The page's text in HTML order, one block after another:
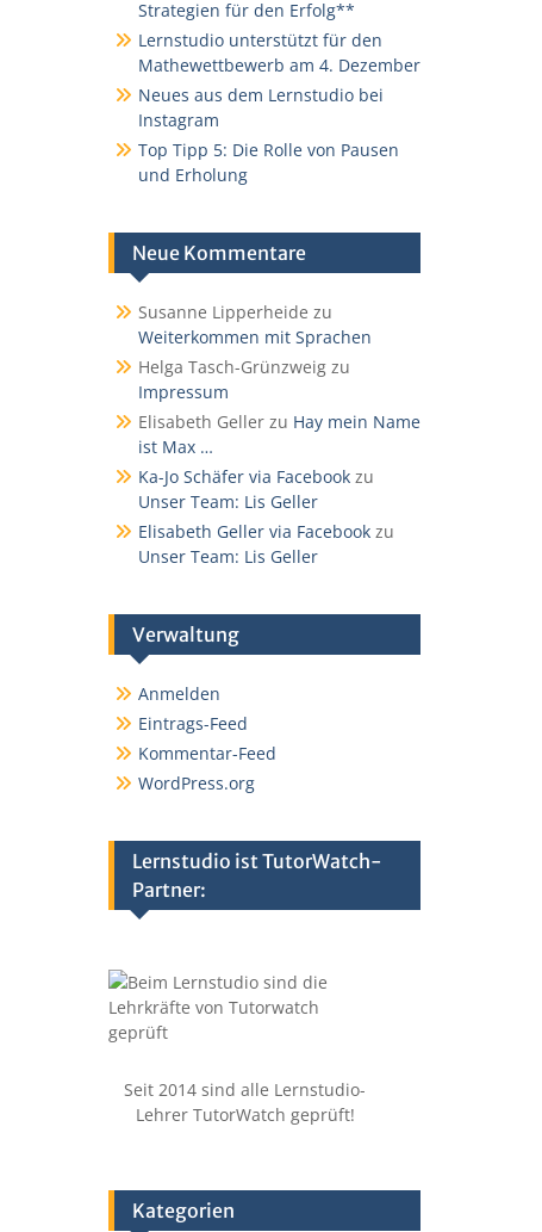
Strategien für den Erfolg**
Lernstudio unterstützt für den
Mathewettbewerb am 4. Dezember
Neues aus dem Lernstudio bei
Instagram
Top Tipp 5: Die Rolle von Pausen
und Erholung
Neue Kommentare
Susanne Lipperheide zu
Weiterkommen mit Sprachen
Helga Tasch-Grünzweigzu
Impressum
Elisabeth Gellerzu Hay mein Name
ist Max …
Ka-Jo Schäfer via Facebookzu
Unser Team: Lis Geller
Elisabeth Geller via Facebookzu
Unser Team: Lis Geller
Verwaltung
Anmelden
Eintrags-Feed
Kommentar-Feed
WordPress.org
Lernstudio ist TutorWatch-
Partner:
Seit 2014 sind alle Lernstudio-
Lehrer TutorWatch geprüft!
Kategorien